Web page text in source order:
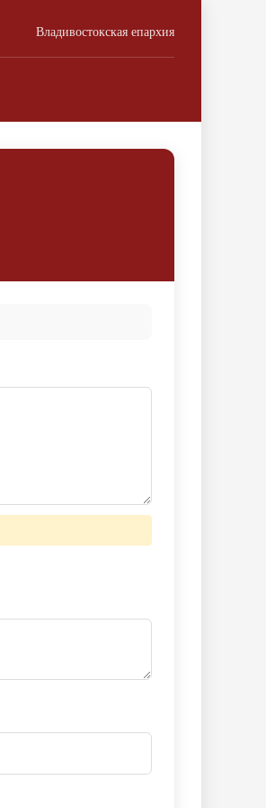
Владивостокская епархия